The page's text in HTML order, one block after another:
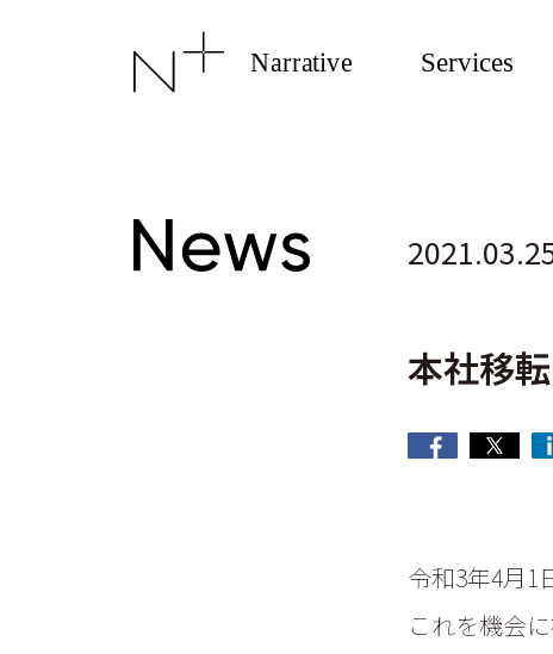
本社移
令和3年4月1
これを機会